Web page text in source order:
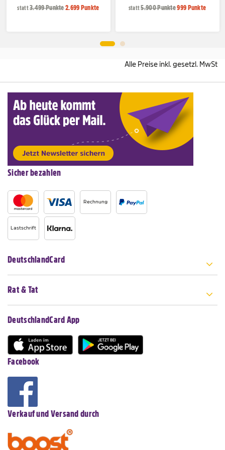
statt3.499 Punkte2.699 Punkte statt 5.900 Punkte999 Punkte
Alle Preise inkl. gesetzl. MwSt
Sicher bezahlen
Rechnung
Lastschrift
DeutschlandCard
Rat & Tat
DeutschlandCard App
Facebook
Verkauf und Versand durch